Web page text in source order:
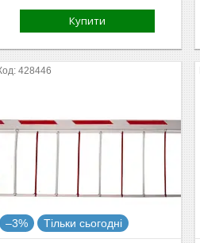
Купити
428446
–3% Тільки сьогодні